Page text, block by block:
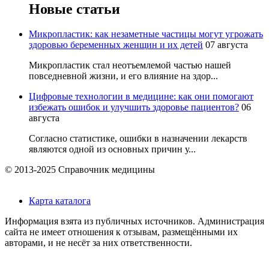
Новые статьи
Микропластик: как незаметные частицы могут угрожать
здоровью беременных женщин и их детей 07 августа
Микропластик стал неотъемлемой частью нашей
повседневной жизни, и его влияние на здор...
Цифровые технологии в медицине: как они помогают
избежать ошибок и улучшить здоровье пациентов? 06
августа
Согласно статистике, ошибки в назначении лекарств
являются одной из основных причин у...
© 2013-2025 Справочник медицины
Карта каталога
Информация взята из публичных источников. Администрация
сайта не имеет отношения к отзывам, размещёнными их
авторами, и не несёт за них ответственности.